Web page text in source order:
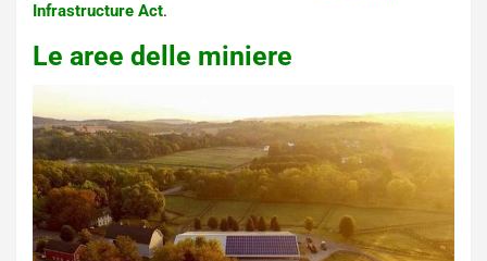
Infrastructure Act.
Le aree delle miniere